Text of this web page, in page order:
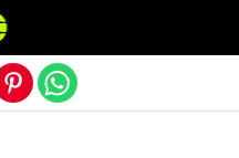
version